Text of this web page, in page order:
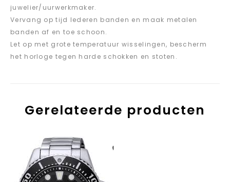
juwelier/uurwerkmaker.
Vervang op tijd lederen banden en maak metalen
banden af en toe schoon.
Let op met grote temperatuur wisselingen, bescherm
het horloge tegen harde schokken en stoten.
Gerelateerde producten